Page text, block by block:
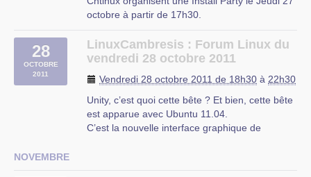
UFJ
Lille
octobre à partir de 17h30.
accompagné pour installer un système libre sur
votre ordinateur (distributions Gnu/Linux tel que
rue de Lille
Tourcoing
28
OCTOBRE
2011
LinuxCambresis : Forum Linux du
vendredi 28 octobre 2011
Vendredi 28 octobre 2011 de 18h30 à 22h30
Unity, c’est quoi cette bête ? Et bien, cette bête
est apparue avec Ubuntu 11.04.
C’est la nouvelle interface graphique de
NOVEMBRE